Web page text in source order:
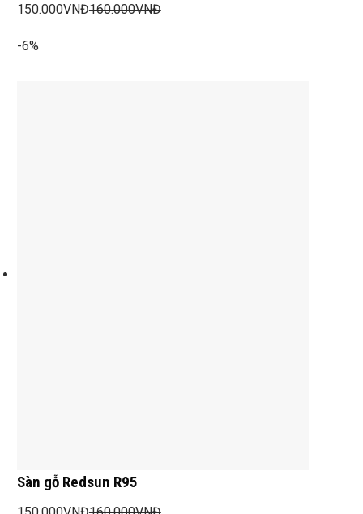
150.000VNĐ160.000VNĐ
-6%
Sàn gỗ Redsun R95